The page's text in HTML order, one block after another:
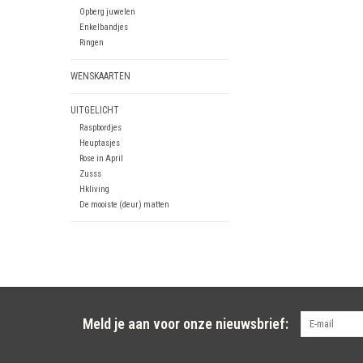
Opberg juwelen
Enkelbandjes
Ringen
WENSKAARTEN
UITGELICHT
Raspbordjes
Heuptasjes
Rose in April
Zusss
Hkliving
De mooiste (deur) matten
Meld je aan voor onze nieuwsbrief: